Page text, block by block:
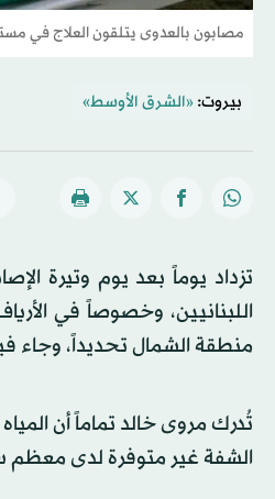
مصابون بالعدوى يتلقون العلاج في
بيروت: «الشرق الأوسط»
تزداد يوماً بعد يوم وتيرة
اللبنانيين، وخصوصاً في
منطقة الشمال تحديداً، وجاء
تُدرك مروى خالد تماماً أن
الشفة غير متوفرة لدى معظم